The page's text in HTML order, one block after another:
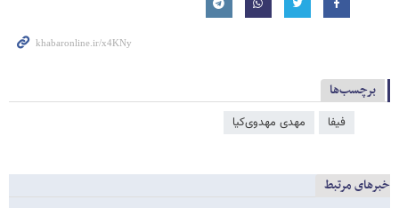
برچسب‌ها
فیفا مهدی مهدوی‌کیا
خبرهای مرتبط